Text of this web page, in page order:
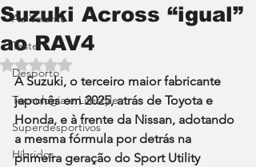
Ao Volante
Teste
Desporto
Tecnologia e Lifestyle
Superdesportivos
Híbridos
Suzuki Across “igual”
ao RAV4
Avaliado com NaN de 5 estrelas.
A Suzuki, o terceiro maior fabricante
japonês em 2025, atrás de Toyota e
Honda, e à frente da Nissan, adotando
a mesma fórmula por detrás na
primeira geração do Sport Utility